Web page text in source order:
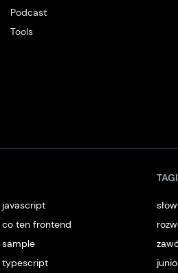
Podcast
Tools
javascript
co ten frontend
sample
typescript